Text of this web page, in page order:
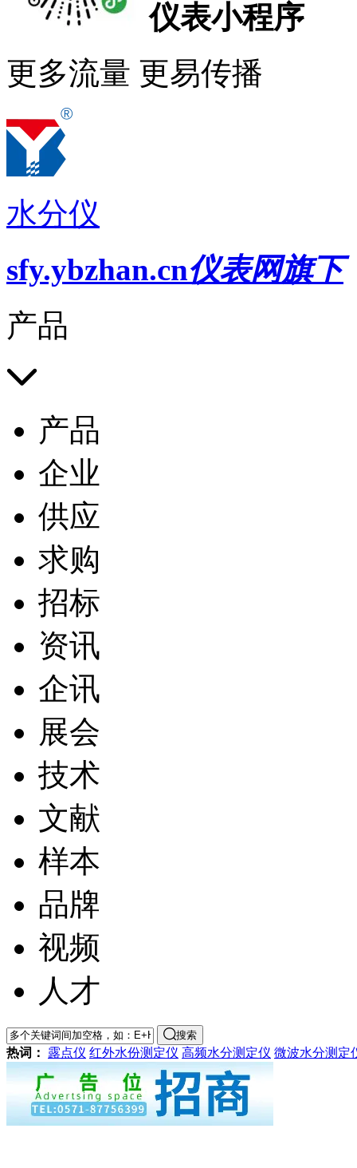
仪表小程序
更多流量 更易传播
水分仪
sfy.ybzhan.cn仪表网旗下
产品
产品
企业
供应
求购
招标
资讯
企讯
展会
技术
文献
样本
品牌
视频
人才
搜索
热词： 露点仪 红外水份测定仪 高频水分测定仪 微波水分测定